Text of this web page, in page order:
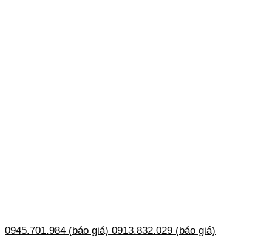
0945.701.984 (báo giá) 0913.832.029 (báo giá)